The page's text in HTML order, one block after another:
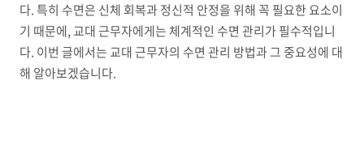
다. 특히 수면은 신체 회복과 정신적 안정을 위해 꼭 필요한 요소이
기 때문에, 교대 근무자에게는 체계적인 수면 관리가 필수적입니
다. 이번 글에서는 교대 근무자의 수면 관리 방법과 그 중요성에 대
해 알아보겠습니다.